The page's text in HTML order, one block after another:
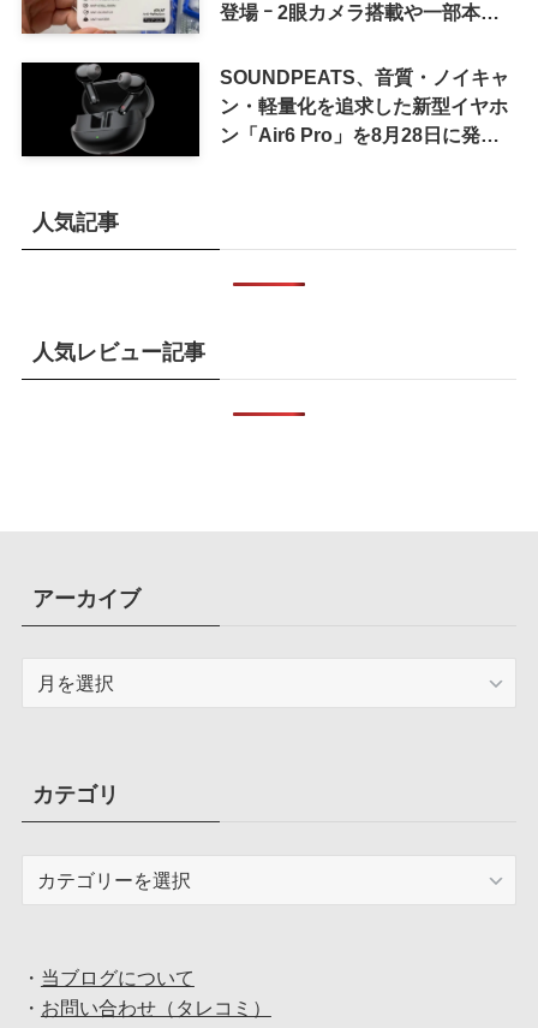
登場 ｰ 2眼カメラ搭載や一部本体
SOUNDPEATS、音質・ノイキャ
ン・軽量化を追求した新型イヤホ
ン「Air6 Pro」を8月28日に発売
人気記事
人気レビュー記事
アーカイブ
ブカテゴリ
・ 当ブログについて
・ お問い合わせ（タレコミ）